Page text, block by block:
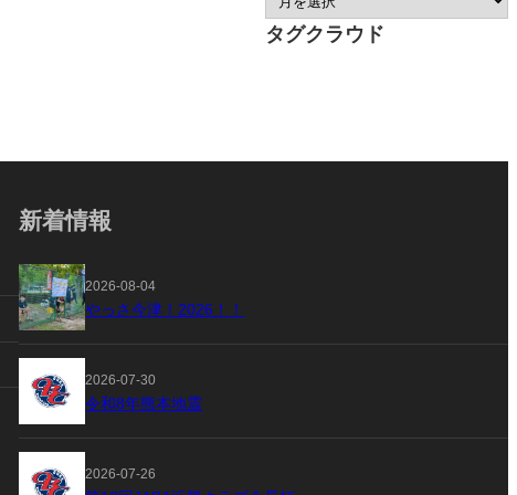
タグクラウド
新着情報
2026-08-04
やっさ今津！2026！！
2026-07-30
令和8年熊本地震
2026-07-26